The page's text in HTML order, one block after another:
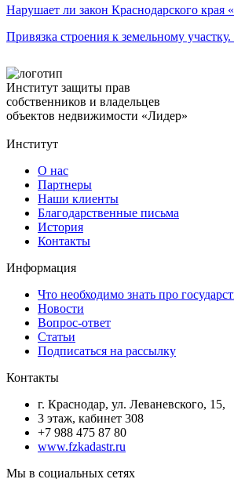
Нарушает ли закон Краснодарского края
Привязка строения к земельному
Институт защиты прав
собственников и владельцев
объектов недвижимости «Лидер»
Институт
О нас
Партнеры
Наши клиенты
Благодарственные письма
История
Контакты
Информация
Что необходимо знать про
Новости
Вопрос-ответ
Статьи
Подписаться на рассылку
Контакты
г. Краснодар, ул. Леваневского, 15,
3 этаж, кабинет 308
+7 988 475 87 80
www.fzkadastr.ru
Мы в социальных сетях